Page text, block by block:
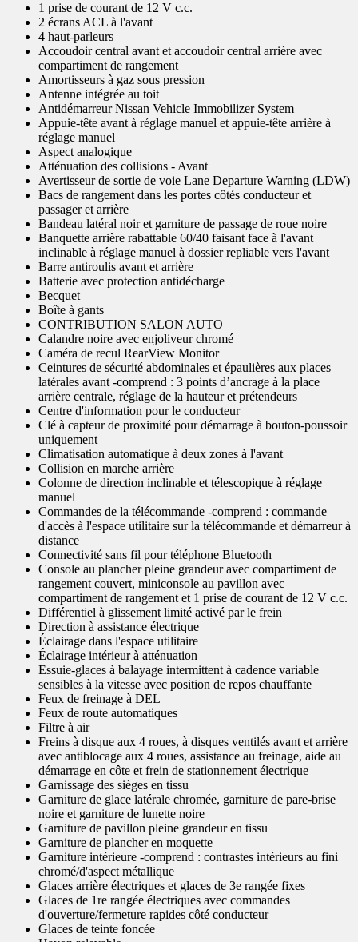
1 prise de courant de 12 V c.c.
2 écrans ACL à l'avant
4 haut-parleurs
Accoudoir central avant et accoudoir central arrière avec
compartiment de rangement
Amortisseurs à gaz sous pression
Antenne intégrée au toit
Antidémarreur Nissan Vehicle Immobilizer System
Appuie-tête avant à réglage manuel et appuie-tête arrière à
réglage manuel
Aspect analogique
Atténuation des collisions - Avant
Avertisseur de sortie de voie Lane Departure Warning (LDW)
Bacs de rangement dans les portes côtés conducteur et
passager et arrière
Bandeau latéral noir et garniture de passage de roue noire
Banquette arrière rabattable 60/40 faisant face à l'avant
inclinable à réglage manuel à dossier repliable vers l'avant
Barre antiroulis avant et arrière
Batterie avec protection antidécharge
Becquet
Boîte à gants
CONTRIBUTION SALON AUTO
Calandre noire avec enjoliveur chromé
Caméra de recul RearView Monitor
Ceintures de sécurité abdominales et épaulières aux places
latérales avant -comprend : 3 points d’ancrage à la place
arrière centrale, réglage de la hauteur et prétendeurs
Centre d'information pour le conducteur
Clé à capteur de proximité pour démarrage à bouton-poussoir
uniquement
Climatisation automatique à deux zones à l'avant
Collision en marche arrière
Colonne de direction inclinable et télescopique à réglage
manuel
Commandes de la télécommande -comprend : commande
d'accès à l'espace utilitaire sur la télécommande et démarreur à
distance
Connectivité sans fil pour téléphone Bluetooth
Console au plancher pleine grandeur avec compartiment de
rangement couvert, miniconsole au pavillon avec
compartiment de rangement et 1 prise de courant de 12 V c.c.
Différentiel à glissement limité activé par le frein
Direction à assistance électrique
Éclairage dans l'espace utilitaire
Éclairage intérieur à atténuation
Essuie-glaces à balayage intermittent à cadence variable
sensibles à la vitesse avec position de repos chauffante
Feux de freinage à DEL
Feux de route automatiques
Filtre à air
Freins à disque aux 4 roues, à disques ventilés avant et arrière
avec antiblocage aux 4 roues, assistance au freinage, aide au
démarrage en côte et frein de stationnement électrique
Garnissage des sièges en tissu
Garniture de glace latérale chromée, garniture de pare-brise
noire et garniture de lunette noire
Garniture de pavillon pleine grandeur en tissu
Garniture de plancher en moquette
Garniture intérieure -comprend : contrastes intérieurs au fini
chromé/d'aspect métallique
Glaces arrière électriques et glaces de 3e rangée fixes
Glaces de 1re rangée électriques avec commandes
d'ouverture/fermeture rapides côté conducteur
Glaces de teinte foncée